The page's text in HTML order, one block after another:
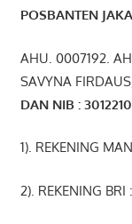
POSBANTEN
AHU. 0007192.
SAVYNA
DAN NIB :
1). REKENING
2). REKENING BRI :